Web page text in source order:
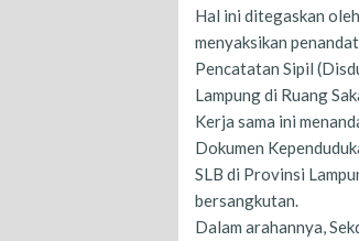
Hal ini ditegaskan
menyaksikan
Pencatatan Sipil
Lampung di Ruang
​Kerja sama ini
Dokumen
SLB di Provinsi
bersangkutan.
​Dalam arahannya,